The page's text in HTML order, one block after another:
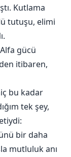
Kutlama
tutuşu, elimi
gücü
itibaren,
bu kadar
tek şey,
bir daha
mutluluk anı